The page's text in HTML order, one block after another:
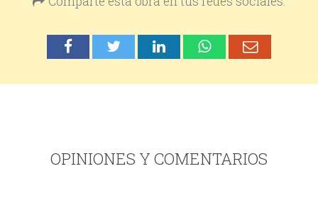
OPINIONES Y COMENTARIOS